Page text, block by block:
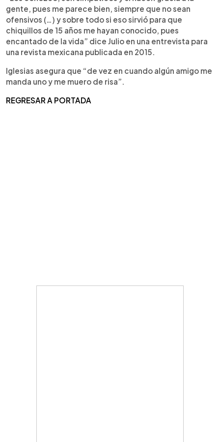
gente, pues me parece bien, siempre que no sean
ofensivos (…) y sobre todo si eso sirvió para que
chiquillos de 15 años me hayan conocido, pues
encantado de la vida” dice Julio en una entrevista para
una revista mexicana publicada en 2015.
Iglesias asegura que “de vez en cuando algún amigo me
manda uno y me muero de risa”.
REGRESAR A PORTADA